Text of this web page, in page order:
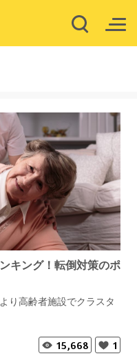
キング！転倒対策のポ
り高齢者施設でクラスタ
15,668 1